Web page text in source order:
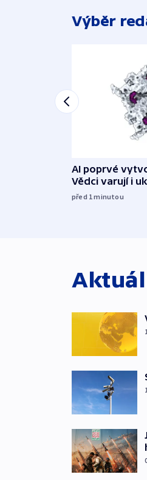
Výběr
AI poprvé
Vědci varují i
před 1minutou